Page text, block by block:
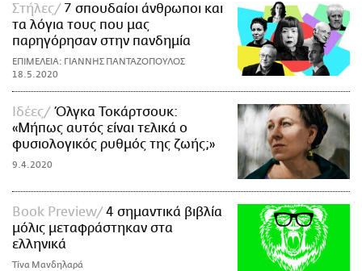
Στήλες
7 σπουδαίοι άνθρωποι και
τα λόγια τους που μας
παρηγόρησαν στην πανδημία
ΕΠΙΜΕΛΕΙΑ: ΓΙΑΝΝΗΣ ΠΑΝΤΑΖΟΠΟΥΛΟΣ
18.5.2020
Ιδέες
Όλγκα Τοκάρτσουκ:
«Μήπως αυτός είναι τελικά ο
φυσιολογικός ρυθμός της ζωής;»
9.4.2020
Book Preview
4 σημαντικά βιβλία
μόλις μεταφράστηκαν στα
ελληνικά
Τίνα Μανδηλαρά